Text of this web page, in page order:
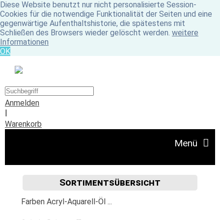
Diese Website benutzt nur nicht personalisierte Session-
Cookies für die notwendige Funktionalität der Seiten und eine
gegenwärtige Aufenthaltshistorie, die spätestens mit
Schließen des Browsers wieder gelöscht werden. weitere
Informationen
OK
Anmelden
|
Warenkorb
Menü
Sortimentsübersicht
Farben Acryl-Aquarell-Öl ...